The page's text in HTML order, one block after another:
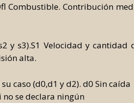
Combustible. Contribución
y s3).S1 Velocidad y cantidad
alta.
caso (d0,d1 y d2). d0 Sin caída
se declara ningún